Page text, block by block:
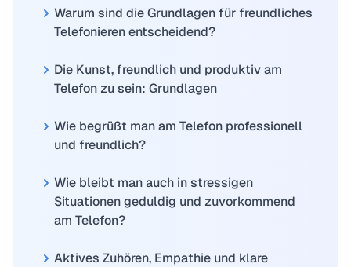
Warum sind die Grundlagen für freundliches
Telefonieren entscheidend?
Die Kunst, freundlich und produktiv am
Telefon zu sein: Grundlagen
Wie begrüßt man am Telefon professionell
und freundlich?
Wie bleibt man auch in stressigen
Situationen geduldig und zuvorkommend
am Telefon?
Aktives Zuhören, Empathie und klare